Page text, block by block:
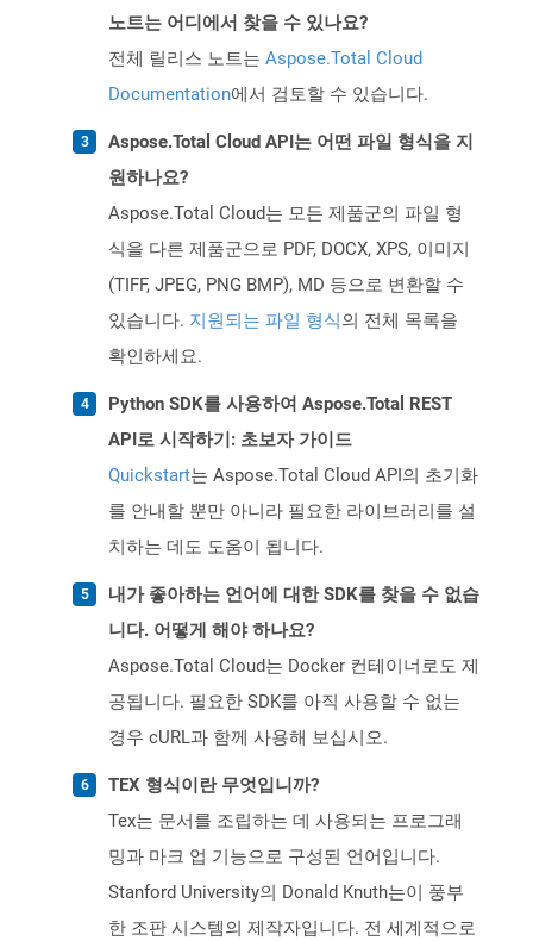
노트는 어디에서 찾을 수 있나요?
전체 릴리스 노트는 Aspose.Total Cloud
Documentation에서 검토할 수 있습니다.
Aspose.Total Cloud API는 어떤 파일 형식을 지
원하나요?
Aspose.Total Cloud는 모든 제품군의 파일 형
식을 다른 제품군으로 PDF, DOCX, XPS, 이미지
(TIFF, JPEG, PNG BMP), MD 등으로 변환할 수
있습니다. 지원되는 파일 형식의 전체 목록을
확인하세요.
Python SDK를 사용하여 Aspose.Total REST
API로 시작하기: 초보자 가이드
Quickstart는 Aspose.Total Cloud API의 초기화
를 안내할 뿐만 아니라 필요한 라이브러리를 설
치하는 데도 도움이 됩니다.
내가 좋아하는 언어에 대한 SDK를 찾을 수 없습
니다. 어떻게 해야 하나요?
Aspose.Total Cloud는 Docker 컨테이너로도 제
공됩니다. 필요한 SDK를 아직 사용할 수 없는
경우 cURL과 함께 사용해 보십시오.
TEX 형식이란 무엇입니까?
Tex는 문서를 조립하는 데 사용되는 프로그래
밍과 마크 업 기능으로 구성된 언어입니다.
Stanford University의 Donald Knuth는이 풍부
한 조판 시스템의 제작자입니다. 전 세계적으로